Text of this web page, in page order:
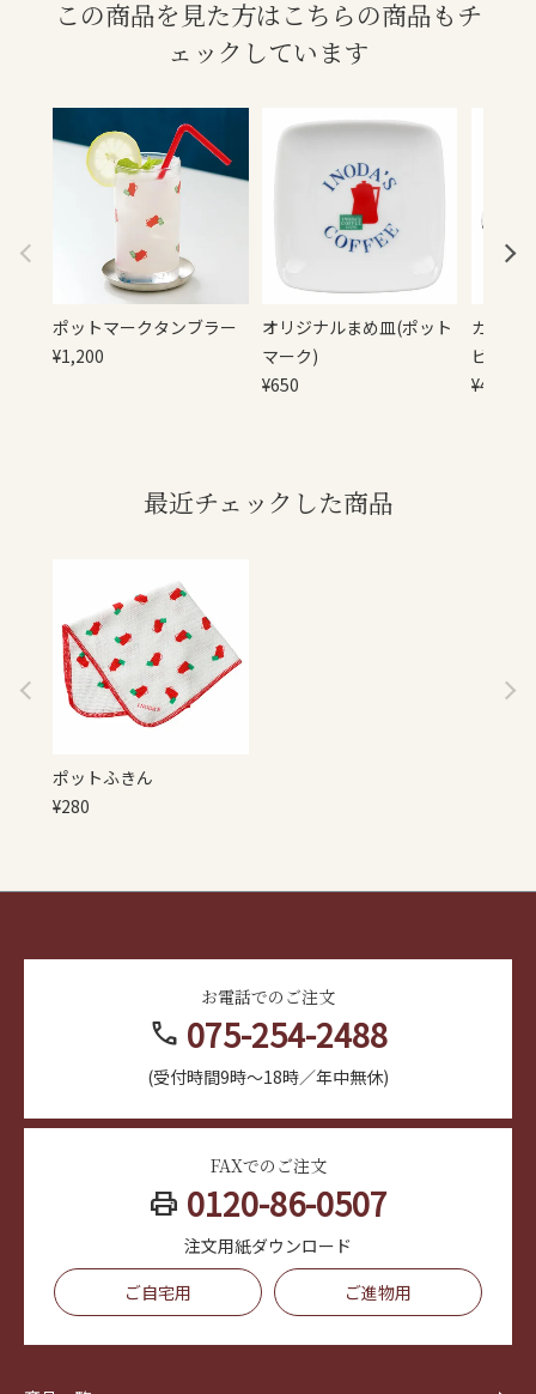
この商品を見た方はこちらの商品もチ
ェックしています
ポットマークタンブラー
¥1,200
オリジナルまめ皿(ポット
マーク)
¥650
カリタ
ビー(ス
¥415
最近チェックした商品
ポットふきん
¥280
お電話でのご注文
call 075-254-2488
(受付時間9時～18時／年中無休)
FAXでのご注文
print 0120-86-0507
注文用紙ダウンロード
ご自宅用
ご進物用